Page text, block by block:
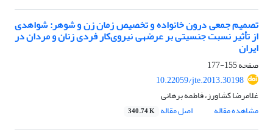
تصمیم جمعی درون خانواده و تخصیص زمان زن و شوهر: شواهدی
از تأثیر نسبت جنسیتی بر عرضه‎ی نیروی‌کار فردی زنان و مردان در
ایران
صفحه155-177
10.22059/jte.2013.30198
غلامرضا کشاورز، فاطمه برهانی
مشاهده مقاله
اصل مقاله 340.74 K